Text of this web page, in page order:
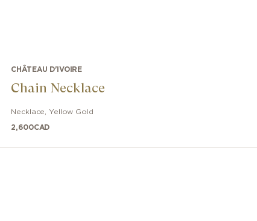
CHÂTEAU D'IVOIRE
Chain Necklace
Necklace Yellow Gold
2,600CAD